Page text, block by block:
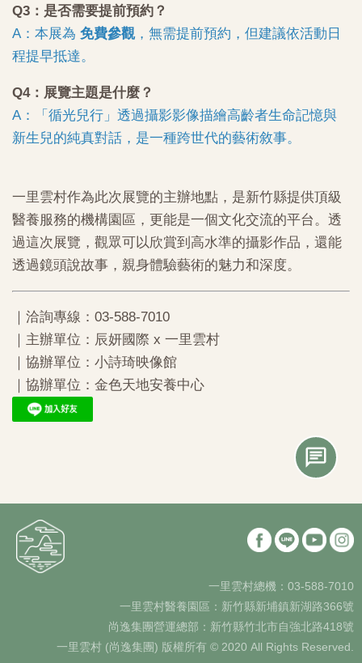
Q3：是否需要提前預約？
A：本展為 免費參觀，無需提前預約，但建議依活動日
程提早抵達。
Q4：展覽主題是什麼？
A：「循光兒行」透過攝影影像描繪高齡者生命記憶與
新生兒的純真對話，是一種跨世代的藝術敘事。
一里雲村作為此次展覽的主辦地點，是新竹縣提供頂級
醫養服務的機構園區，更能是一個文化交流的平台。透
過這次展覽，觀眾可以欣賞到高水準的攝影作品，還能
透過鏡頭說故事，親身體驗藝術的魅力和深度。
｜洽詢專線：03-588-7010
｜主辦單位：辰妍國際 x 一里雲村
｜協辦單位：小詩琦映像館
｜協辦單位：金色天地安養中心
一里雲村總機：03-588-7010
一里雲村醫養園區：新竹縣新埔鎮新湖路366號
尚逸集團營運總部：新竹縣竹北市自強北路418號
一里雲村 (尚逸集團) 版權所有 © 2020 All Rights Reserved.